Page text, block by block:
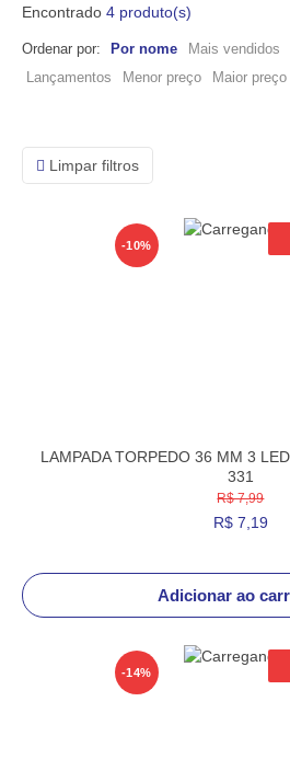
Encontrado 4 produto(s)
Ordenar por: Por nome Mais vendidos
Lançamentos
Menor preço Maior preço
Limpar filtros
-10%
LAMPADA TORPEDO 36 MM 3
331
R$ 7,99
R$ 7,19
Adicionar ao
-14%